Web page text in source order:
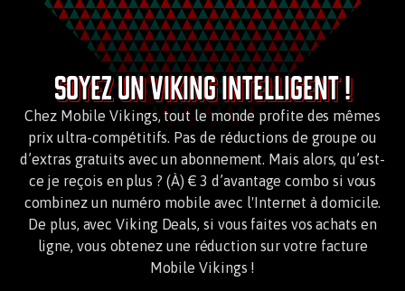
Soyez un Viking intelligent !
Chez Mobile Vikings, tout le monde profite des mêmes
prix ultra-compétitifs. Pas de réductions de groupe ou
d’extras gratuits avec un abonnement. Mais alors, qu’est-
ce je reçois en plus ? (À) € 3 d’avantage combo si vous
combinez un numéro mobile avec l'Internet à domicile.
De plus, avec Viking Deals, si vous faites vos achats en
ligne, vous obtenez une réduction sur votre facture
Mobile Vikings !